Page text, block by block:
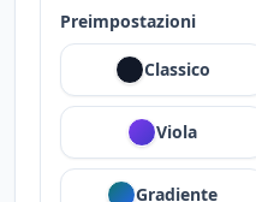
Preimpostazioni
Classico
Viola
Gradiente